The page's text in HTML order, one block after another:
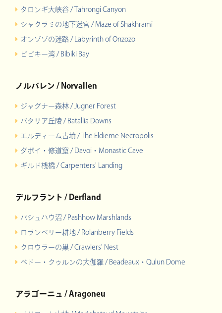
タロンギ大峡谷 / Tahrongi Canyon
シャクラミの地下迷宮 / Maze of Shakhrami
オンゾゾの迷路 / Labyrinth of Onzozo
ビビキー湾 / Bibiki Bay
ノルバレン / Norvallen
ジャグナー森林 / Jugner Forest
バタリア丘陵 / Batallia Downs
エルディーム古墳 / The Eldieme Necropolis
ダボイ・修道窟 / Davoi・Monastic Cave
ギルド桟橋 / Carpenters' Landing
デルフラント / Derfland
パシュハウ沼 / Pashhow Marshlands
ロランベリー耕地 / Rolanberry Fields
クロウラーの巣 / Crawlers' Nest
ベドー・クゥルンの大伽羅 / Beadeaux・Qulun Dome
アラゴーニュ / Aragoneu